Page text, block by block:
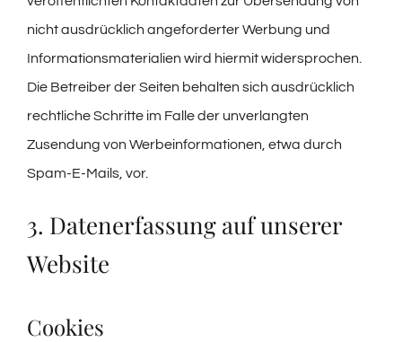
nicht ausdrücklich angeforderter Werbung und
Informationsmaterialien wird hiermit widersprochen.
Die Betreiber der Seiten behalten sich ausdrücklich
rechtliche Schritte im Falle der unverlangten
Zusendung von Werbeinformationen, etwa durch
Spam-E-Mails, vor.
3. Datenerfassung auf unserer
Website
Cookies